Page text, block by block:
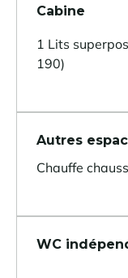
Cabine
1 Lits
190)
Autres
Chauffe
WC